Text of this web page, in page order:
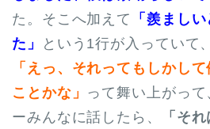
た。そこへ加えて
「羨まし
た」
という1行が入っていて
「えっ、それってもしかし
ことかな」 って舞い上がっ
ーみんなに話したら、
「そ